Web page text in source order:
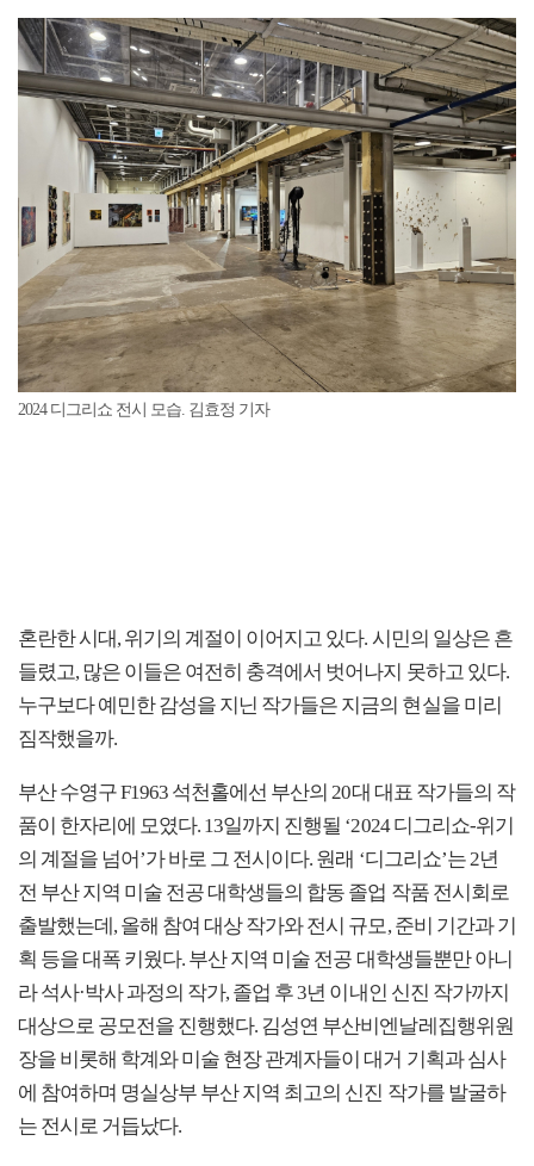
2024 디그리쇼 전시 모습. 김효정 기자
혼란한 시대, 위기의 계절이 이어지고 있다. 시민의 일상은 흔
들렸고, 많은 이들은 여전히 충격에서 벗어나지 못하고 있다.
누구보다 예민한 감성을 지닌 작가들은 지금의 현실을 미리
짐작했을까.
부산 수영구 F1963 석천홀에선 부산의 20대 대표 작가들의 작
품이 한자리에 모였다. 13일까지 진행될 ‘2024 디그리쇼-위기
의 계절을 넘어’가 바로 그 전시이다. 원래 ‘디그리쇼’는 2년
전 부산 지역 미술 전공 대학생들의 합동 졸업 작품 전시회로
출발했는데, 올해 참여 대상 작가와 전시 규모, 준비 기간과 기
획 등을 대폭 키웠다. 부산 지역 미술 전공 대학생들뿐만 아니
라 석사·박사 과정의 작가, 졸업 후 3년 이내인 신진 작가까지
대상으로 공모전을 진행했다. 김성연 부산비엔날레집행위원
장을 비롯해 학계와 미술 현장 관계자들이 대거 기획과 심사
에 참여하며 명실상부 부산 지역 최고의 신진 작가를 발굴하
는 전시로 거듭났다.